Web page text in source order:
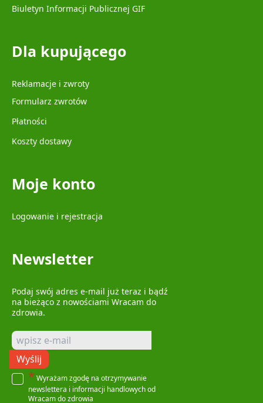
Biuletyn Informacji Publicznej GIF
Dla kupującego
Reklamacje i zwroty
Formularz zwrotów
Płatności
Koszty dostawy
Moje konto
Logowanie i rejestracja
Newsletter
Podaj swój adres e-mail już teraz i bądź
na bieżąco z nowościami Wracam do
zdrowia.
Wyślij
* Wyrażam zgodę na otrzymywanie
newslettera i informacji handlowych od
Wracam do zdrowia